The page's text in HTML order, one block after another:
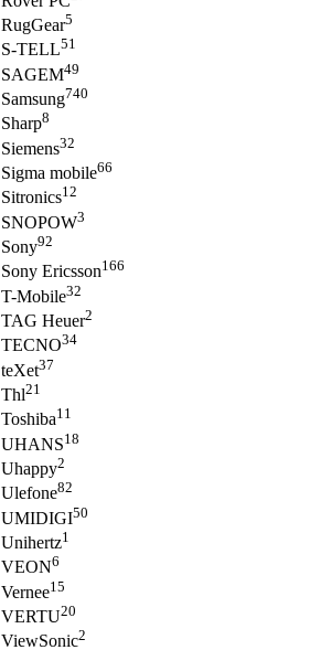
RugGear5
S-TELL51
SAGEM49
Samsung740
Sharp8
Siemens32
Sigma mobile66
Sitronics12
SNOPOW3
Sony92
Sony Ericsson166
T-Mobile32
TAG Heuer2
TECNO34
teXet37
Thl21
Toshiba11
UHANS18
Uhappy2
Ulefone82
UMIDIGI50
Unihertz1
VEON6
Vernee15
VERTU20
ViewSonic2